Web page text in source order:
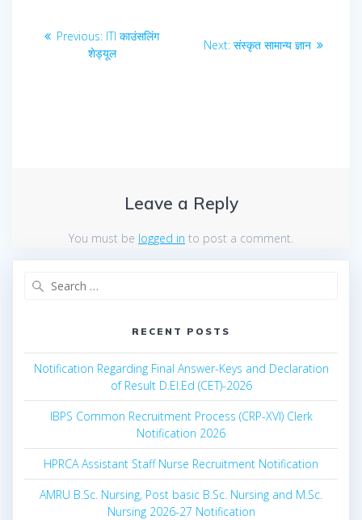
Post
navigation
Previous: Previous
post:
ITI काउंसलिंग
शेड्यूल
Next: Next
संस्कृत सामान्य ज्ञान
Leave a Reply
You must be logged in to post a comment.
RECENT POSTS
Notification Regarding Final Answer-Keys and Declaration
of Result D.El.Ed (CET)-2026
IBPS Common Recruitment Process (CRP-XVI) Clerk
Notification 2026
HPRCA Assistant Staff Nurse Recruitment Notification
AMRU B.Sc. Nursing, Post basic B.Sc. Nursing and M.Sc.
Nursing 2026-27 Notification